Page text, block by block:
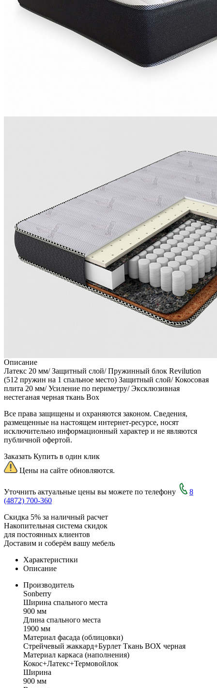
Описание
Латекс 20 мм/ Защитный слой/ Пружинный блок Revilution
(512 пружин на 1 спальное место) Защитный слой/ Кокосовая
плита 20 мм/ Усиление по периметру/ Эксклюзивная
нестеганая черная ткань Boх
Все права защищены и охраняются законом. Сведения,
размещенные на настоящем интернет-ресурсе, носят
исключительно информационный характер и не являются
публичной офертой.
Заказать Купить в один клик
Цены на сайте обновляются.
Уточнить актуальные цены вы можете по телефону
8
(4872) 700-360
Скидка 5% за наличный расчет
Накопительная система скидок
для постоянных клиентов
Доставим и соберём вашу мебель
Характеристики
Описание
Производитель
Sonberry
Ширина спального места
900 мм
Длина спального места
1900 мм
Материал фасада (облицовки)
Стрейчевый жаккард+Бурлет Ткань ВОХ черная
Материал каркаса (наполнения)
Кокос+Латекс+Термовойлок
Ширина
900 мм